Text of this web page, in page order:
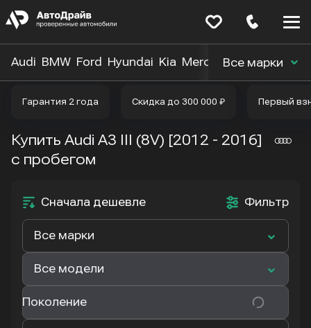
Audi BMW Ford Hyundai Kia Mercedes-Benz
Все марки
Гарантия 2 года Скидка до 300 000 ₽ Первый
Купить Audi A3 III (8V) [2012 - 2016]
с пробегом
Фильтр
Сначала дешевле
Все марки
Все модели
Поколение